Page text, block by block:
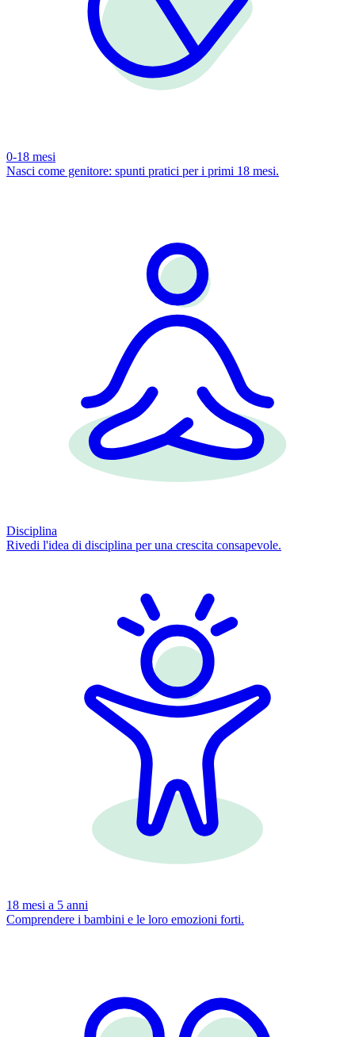
0-18 mesi
Nasci come genitore: spunti pratici per i primi 18 mesi.
Disciplina
Rivedi l'idea di disciplina per una crescita consapevole.
18 mesi a 5 anni
Comprendere i bambini e le loro emozioni forti.